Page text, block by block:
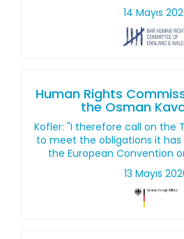
14 Mayıs
Human Rights
the Osman
Kofler: "I therefore call on the
to meet the obligations it
the European Convention
13 Mayıs